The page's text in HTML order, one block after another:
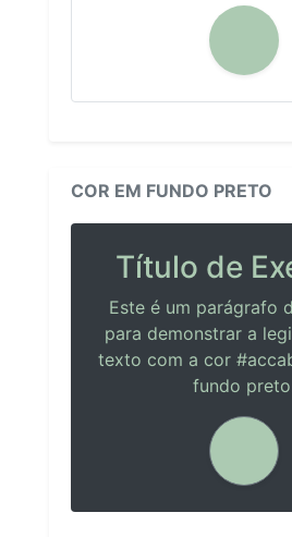
COR EM FUNDO PRETO
Título de
Este é um parágrafo
para demonstrar a
texto com a cor
fundo